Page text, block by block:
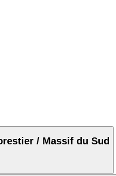
/ Massif du Sud